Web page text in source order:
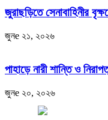
জুরাছড়িতে সেনাবাহিনীর
জুনe ২১, ২০২৬
পাহাড়ে নারী শান্তি ও
জুনe ২০, ২০২৬